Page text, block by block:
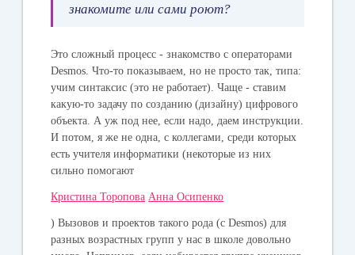
знакомите или сами роют?
Это сложный процесс - знакомство с операторами
Desmos. Что-то показываем, но не просто так, типа:
учим синтаксис (это не работает). Чаще - ставим
какую-то задачу по созданию (дизайну) цифрового
объекта. А уж под нее, если надо, даем инструкции.
И потом, я же не одна, с коллегами, среди которых
есть учителя информатики (некоторые из них
сильно помогают
Кристина Торопова Анна Осипенко
) Вызовов и проектов такого рода (c Desmos) для
разных возрастных групп у нас в школе довольно